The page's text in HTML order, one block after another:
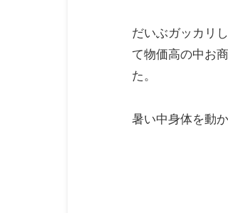
だいぶガッカリ
て物価高の中お
た。
暑い中身体を動